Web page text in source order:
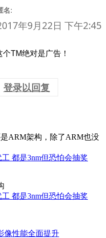
名:
年9月22日 下午2:45
个TM绝对是广告！
登录以回复
ARM架构，除了ARM也没
都是3nm但恐怕会抽奖
都是3nm但恐怕会抽奖
像性能全面提升